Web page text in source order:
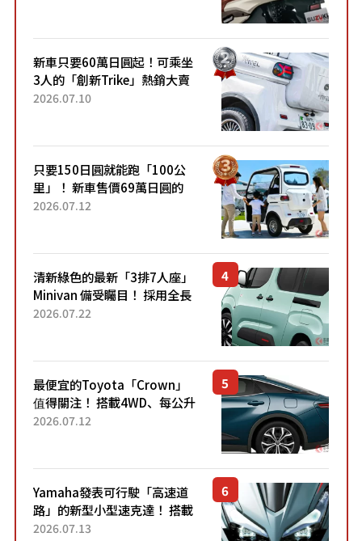
新車只要60萬日圓起！可乘坐
3人的「創新Trike」熱銷大賣
成為人氣車款！「養車成本真
2026.07.10
只要150日圓就能跑「100公
里」！ 新車售價69萬日圓的
「3人座」Trike大受歡迎！ 順
2026.07.12
清新綠色的最新「3排7人座」
Minivan 備受矚目！ 採用全長
4.7公尺剛剛好的車身尺寸與
2026.07.22
最便宜的Toyota「Crown」
值得關注！ 搭載4WD、每公升
22.4公里低油耗表現超亮眼！
2026.07.12
Yamaha發表可行駛「高速道
路」的新型小型速克達！ 搭載
能享受超強勁「渦輪感」的動
2026.07.13